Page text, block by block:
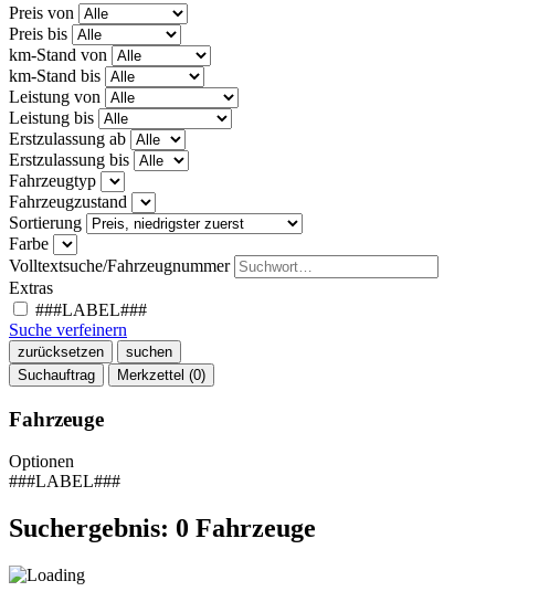
Preis von
Preis bis
km-Stand von
km-Stand bis
Leistung von
Leistung bis
Erstzulassung ab
Erstzulassung bis
Fahrzeugtyp
Fahrzeugzustand
Sortierung
Farbe
Volltextsuche/Fahrzeugnummer
Extras
###LABEL###
Suche verfeinern
zurücksetzen
suchen
Suchauftrag
Merkzettel (0)
Fahrzeuge
Optionen
###LABEL###
Suchergebnis: 0 Fahrzeuge